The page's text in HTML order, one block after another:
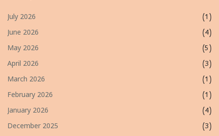
July 2026
(1)
June 2026
(4)
May 2026
(5)
April 2026
(3)
March 2026
(1)
February 2026
(1)
January 2026
(4)
December 2025
(3)